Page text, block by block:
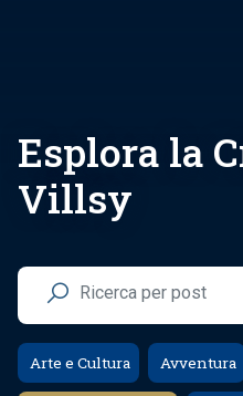
Esplora la
Villsy
Arte e Cultura Avventura